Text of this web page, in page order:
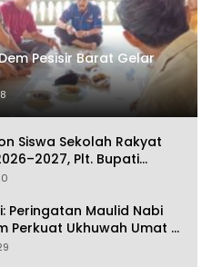
Pesisir Barat Gelar
Siswa Sekolah Rakyat
Plt. Bupati
Komitmen Hadirkan
Peringatan Maulid Nabi
Perkuat Ukhuwah Umat di